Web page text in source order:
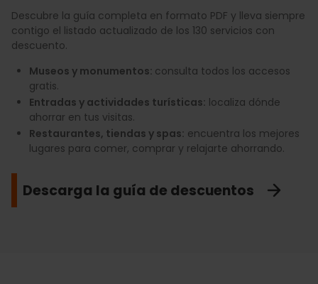
Descubre la guía completa en formato PDF y lleva siempre
contigo el listado actualizado de los 130 servicios con
descuento.
Museos y monumentos: consulta todos los accesos
gratis.
Entradas y actividades turísticas: localiza dónde
ahorrar en tus visitas.
Restaurantes, tiendas y spas: encuentra los mejores
lugares para comer, comprar y relajarte ahorrando.
Descarga la guía de descuentos